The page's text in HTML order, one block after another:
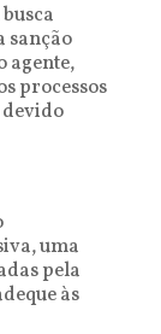
sanção
agente,
processos
uma
pela
às